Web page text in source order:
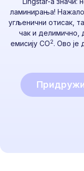
ламинирања!
угљенични отисак,
чак и
емисију CO2. Ово је